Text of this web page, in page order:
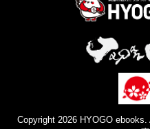
Copyright 2026 HYOGO